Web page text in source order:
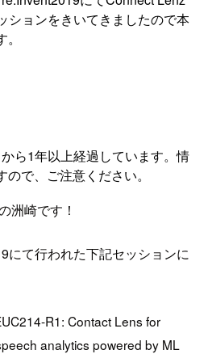
ションをきいてきましたので本
ら1年以上経過しています。情
で、ご注意ください。
洲崎です！
にて行われた下記セッションに
R1: Contact Lens for
analytics powered by ML